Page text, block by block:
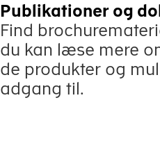
Publikationer og
Find
du kan læse mere
de produkter og
adgang til.